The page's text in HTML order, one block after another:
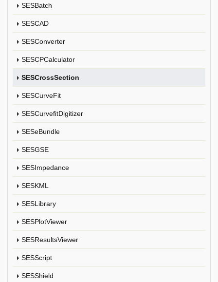
SESBatch
SESCAD
SESConverter
SESCPCalculator
SESCrossSection
SESCurveFit
SESCurvefitDigitizer
SESeBundle
SESGSE
SESImpedance
SESKML
SESLibrary
SESPlotViewer
SESResultsViewer
SESScript
SESShield